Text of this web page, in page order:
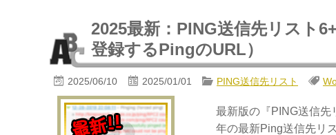
2025最新：PING送信先リスト
登録するPingのURL）
2025/06/10 2025/01/01 PING送信先リスト
最新版の『PING送信先
年の最新Ping送信先リ